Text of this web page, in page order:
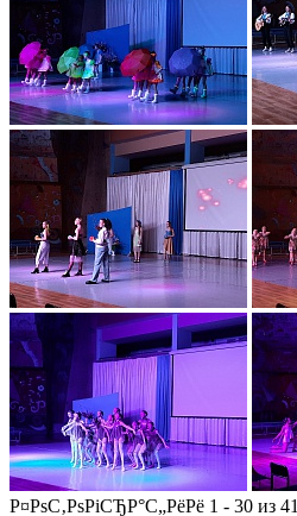
Р¤РѕС‚РѕРіСЂР°С„РёРё 1 - 30 из 41